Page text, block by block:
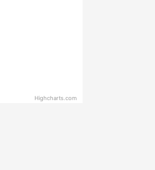
Highcharts.com